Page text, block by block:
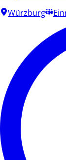
Würzburg